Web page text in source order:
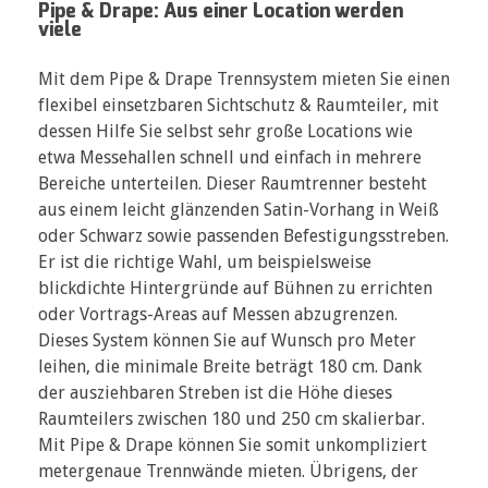
Pipe & Drape: Aus einer Location werden
viele
Mit dem Pipe & Drape Trennsystem mieten Sie einen
flexibel einsetzbaren Sichtschutz & Raumteiler, mit
dessen Hilfe Sie selbst sehr große Locations wie
etwa Messehallen schnell und einfach in mehrere
Bereiche unterteilen. Dieser Raumtrenner besteht
aus einem leicht glänzenden Satin-Vorhang in Weiß
oder Schwarz sowie passenden Befestigungsstreben.
Er ist die richtige Wahl, um beispielsweise
blickdichte Hintergründe auf Bühnen zu errichten
oder Vortrags-Areas auf Messen abzugrenzen.
Dieses System können Sie auf Wunsch pro Meter
leihen, die minimale Breite beträgt 180 cm. Dank
der ausziehbaren Streben ist die Höhe dieses
Raumteilers zwischen 180 und 250 cm skalierbar.
Mit Pipe & Drape können Sie somit unkompliziert
metergenaue Trennwände mieten. Übrigens, der